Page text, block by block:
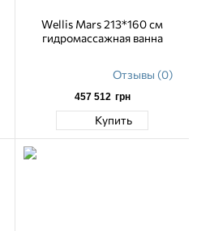
Wellis Mars 213*160 см
гидромассажная ванна
Отзывы (0)
457 512 грн
Купить